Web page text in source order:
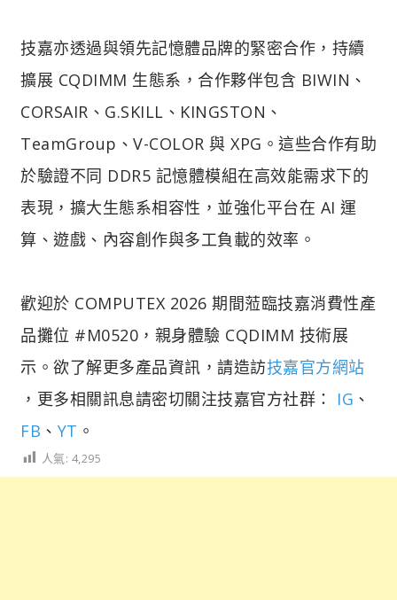
技嘉亦透過與領先記憶體品牌的緊密合作，持續
擴展 CQDIMM 生態系，合作夥伴包含 BIWIN、
CORSAIR、G.SKILL、KINGSTON、
TeamGroup、V-COLOR 與 XPG。這些合作有助
於驗證不同 DDR5 記憶體模組在高效能需求下的
表現，擴大生態系相容性，並強化平台在 AI 運
算、遊戲、內容創作與多工負載的效率。
歡迎於 COMPUTEX 2026 期間蒞臨技嘉消費性產
品攤位 #M0520，親身體驗 CQDIMM 技術展
示。欲了解更多產品資訊，請造訪技嘉官方網站
，更多相關訊息請密切關注技嘉官方社群： IG 、
FB 、 YT 。
人氣: 4,295